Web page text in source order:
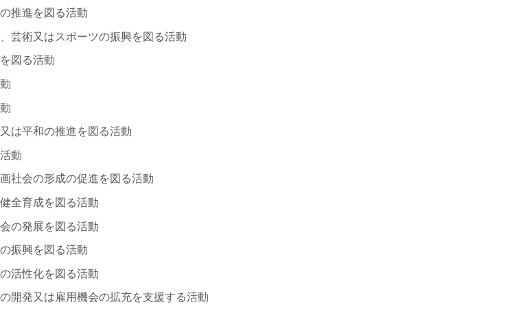
推進を図る活動
芸術又はスポーツの振興を図る活動
図る活動
は平和の推進を図る活動
動
社会の形成の促進を図る活動
全育成を図る活動
の発展を図る活動
振興を図る活動
活性化を図る活動
開発又は雇用機会の拡充を支援する活動